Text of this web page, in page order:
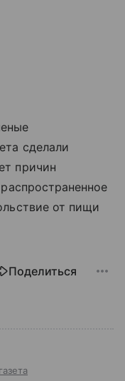
сделали
причин
распространенное
от пищи
Поделиться